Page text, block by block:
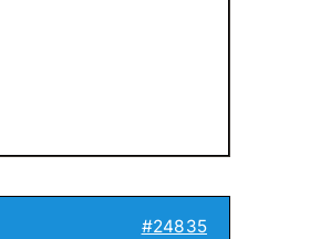
#24835